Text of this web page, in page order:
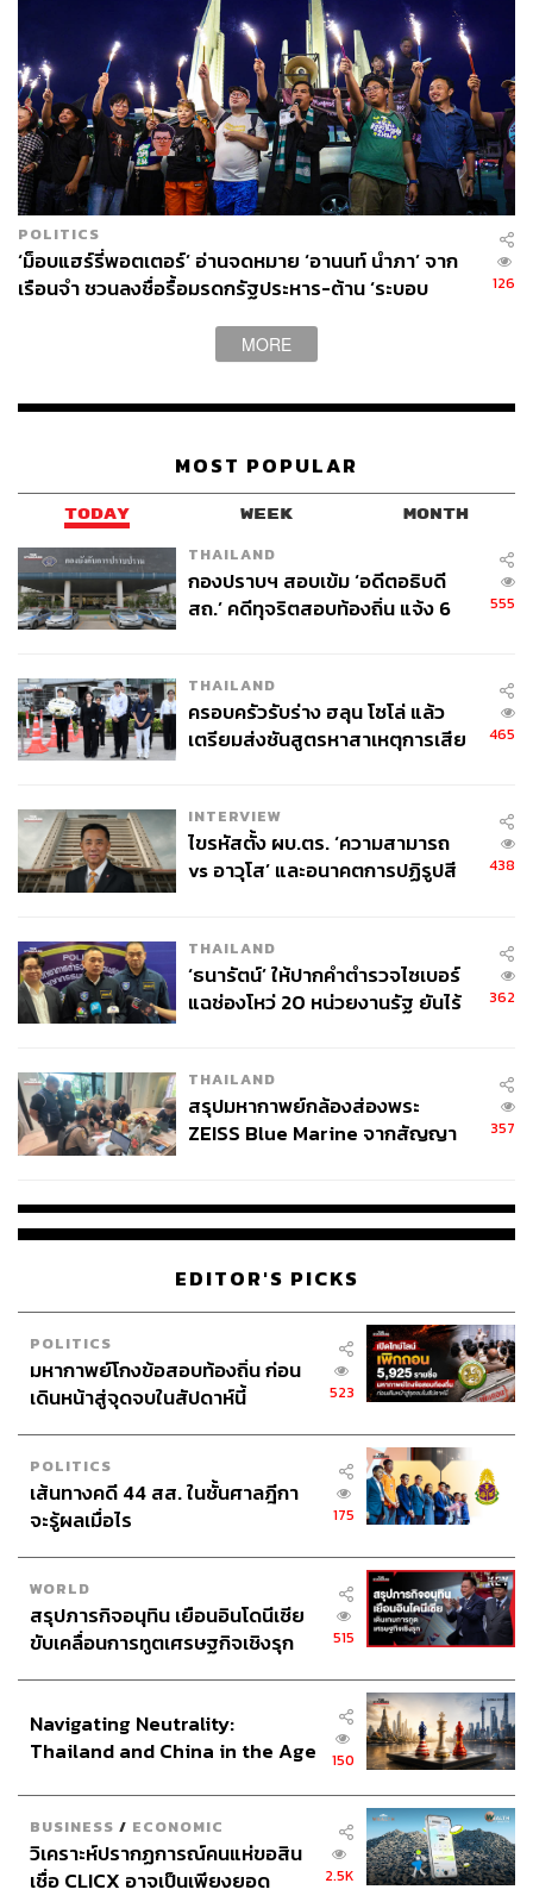
POLITICS
‘ม็อบแฮร์รี่พอตเตอร์’ อ่านจดหมาย ‘อานนท์ นำภา’ จาก
เรือนจำ ชวนลงชื่อรื้อมรดกรัฐประหาร-ต้าน ‘ระบอบ
126
MORE
MOST POPULAR
TODAY WEEK MONTH
THAILAND
กองปราบฯ สอบเข้ม ‘อดีตอธิบดี
สถ.’ คดีทุจริตสอบท้องถิ่น แจ้ง 6
555
THAILAND
ครอบครัวรับร่าง ฮลุน โซโล่ แล้ว
เตรียมส่งชันสูตรหาสาเหตุการเสีย
465
INTERVIEW
ไขรหัสตั้ง ผบ.ตร. ‘ความสามารถ
vs อาวุโส’ และอนาคตการปฏิรูปสี
438
THAILAND
‘ธนารัตน์’ ให้ปากคำตำรวจไซเบอร์
แฉช่องโหว่ 20 หน่วยงานรัฐ ยันไร้
362
THAILAND
สรุปมหากาพย์กล้องส่องพระ
ZEISS Blue Marine จากสัญญา
จ่ายหนี้-แอบระบุแบรนด์
357
EDITOR'S PICKS
POLITICS
มหากาพย์โกงข้อสอบท้องถิ่น ก่อน
เดินหน้าสู่จุดจบในสัปดาห์นี้
523
POLITICS
เส้นทางคดี 44 สส. ในชั้นศาลฎีกา
จะรู้ผลเมื่อไร
175
WORLD
สรุปภารกิจอนุทิน เยือนอินโดนีเซีย
ขับเคลื่อนการทูตเศรษฐกิจเชิงรุก
515
Navigating Neutrality:
Thailand and China in the Age
150
BUSINESS / ECONOMIC
วิเคราะห์ปรากฏการณ์คนแห่ขอสิน
เชื่อ CLICX อาจเป็นเพียงยอด
2.5K